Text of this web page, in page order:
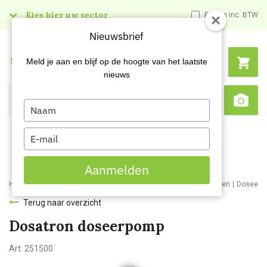
Kies hier uw sector Prijzen inc. BTW
Search
Menu
Home Webshop Schoonmaakartikelen Schoonmaakmaterialen
Terug naar overzicht
Dosatron doseerpomp
Art: 251500
Nieuwsbrief
Meld je aan en blijf op de hoogte van het laatste
nieuws
Type
your
name
Type
your
email
Aanmelden